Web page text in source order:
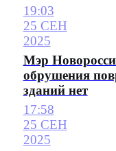
19:03
25 СЕН
2025
Мэр
обрушения
зданий нет
17:58
25 СЕН
2025